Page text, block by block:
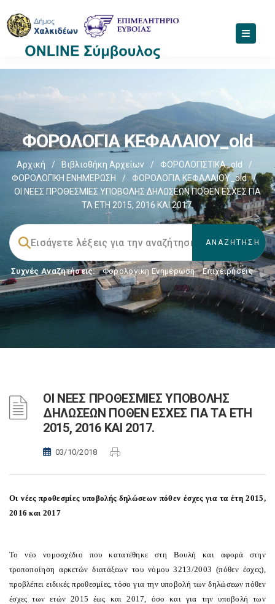
ΦΟΡΟΛΟΓΙΑ ΚΕΦΑΛΑΙΟΥ_old
Αρχική / Βιβλιοθήκη Αρχείων / ΦΟΡΟΛΟΓΙΣΤΙΚΑ_old
/
ΦΟΡΟΛΟΓΙΚΗ ΕΝΗΜΕΡΩΣΗ
/ ΦΟΡΟΛΟΓΙΑ ΚΕΦΑΛΑΙΟΥ_old
/
ΟΙ ΝΕΕΣ ΠΡΟΘΕΣΜΙΕΣ ΥΠΟΒΟΛΗΣ ΔΗΛΩΣΕΩΝ ΠΟΘΕΝ ΕΣΧΕΣ ΓΙΑ
ΤΑ ΕΤΗ 2015, 2016 ΚΑΙ 2017.
Συχνές Αναζητήσεις: Φορολογικη Ενημέρωση, Επιχειρήσεις
ΟΙ ΝΕΕΣ ΠΡΟΘΕΣΜΙΕΣ ΥΠΟΒΟΛΗΣ
ΔΗΛΩΣΕΩΝ ΠΟΘΕΝ ΕΣΧΕΣ ΓΙΑ ΤΑ ΕΤΗ
2015, 2016 ΚΑΙ 2017.
03/10/2018
Οι νέες προθεσμίες υποβολής δηλώσεων πόθεν έσχες για τα έτη 2015,
2016 και 2017
Τονέο νομοσχέδιο που κατατέθηκε στη Βουλή και αφορά στην
τροποποίηση αρκετών διατάξεων του νόμου 3213/2003 (πόθεν έσχες),
προβλέπει ειδικές προθεσμίες, τόσο για την υποβολή των δηλώσεων πόθεν
έσχες των ετών 2015 έως και 2017, όσο και για την υποβολή των